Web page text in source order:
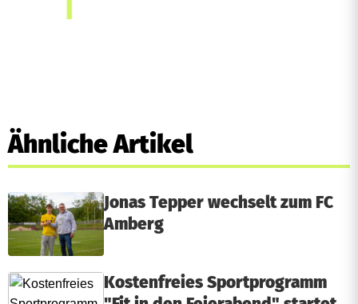
Ähnliche Artikel
Jonas Tepper wechselt zum FC
Amberg
Kostenfreies Sportprogramm